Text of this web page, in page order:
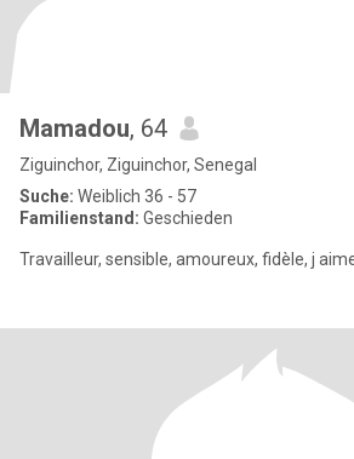
Mamadou, 64
Ziguinchor, Ziguinchor, Senegal
Suche: Weiblich 36 - 57
Familienstand: Geschieden
Travailleur, sensible, amoureux, fidèle, j